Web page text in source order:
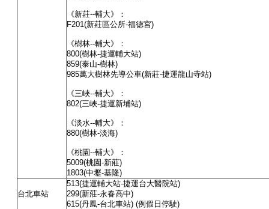
《新莊--輔大》：
F201 (新莊區公所-福德宮)
《樹林--輔大》：
800(樹林-捷運輔大站)
859(泰山-樹林)
985萬大樹林先導公車(新莊-捷運龍山寺站)
《三峽--輔大》：
802(三峽-捷運新埔站)
《淡水--輔大》：
880(樹林-淡海)
《桃園--輔大》：
5009(桃園-新莊)
1803(中壢-基隆)
台北車站
513(捷運輔大站-捷運台大醫院站)
299(新莊-永春高中)
615(丹鳳-台北車站) (例假日停駛)